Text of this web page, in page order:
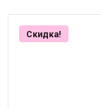
Скидка!